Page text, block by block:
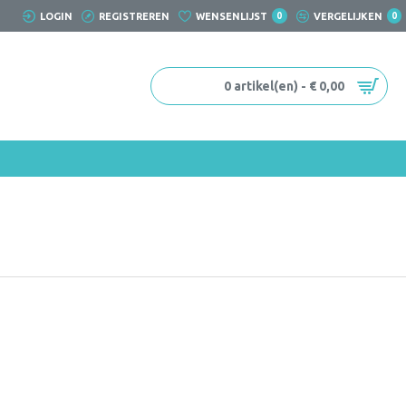
LOGIN REGISTREREN WENSENLIJST 0 VERGELIJKEN 0
0 artikel(en) - € 0,00